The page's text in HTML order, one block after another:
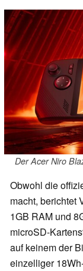
Der Acer Niro
Obwohl die
macht, berichtet
1GB RAM und
microSD-
auf keinem der
einzelliger